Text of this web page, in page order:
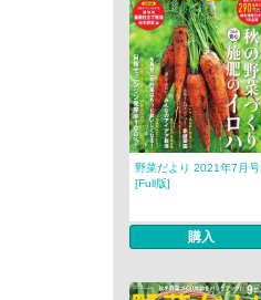
野菜だより 2021年7月号
[Full版]
購入